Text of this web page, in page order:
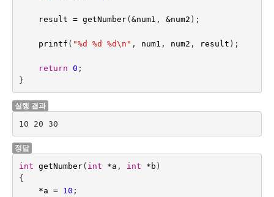
result = getNumber(&num1 , &num2 );
printf ( "%d %d %d\n " , num1 , num2 , result );
return 0 ;
}
실행 결과
10 20 30
정답
int getNumber( int *a , int * b )
{
*a = 10 ;